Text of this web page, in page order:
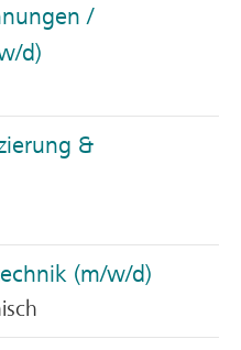
/
d)
&
(m/w/d)